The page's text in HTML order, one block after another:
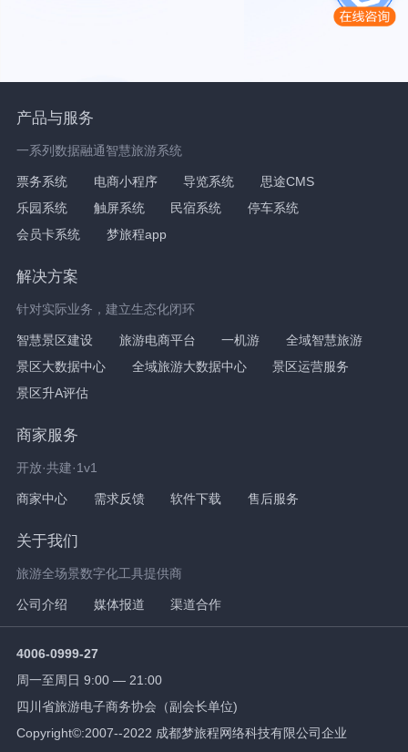
产品与服务
一系列数据融通智慧旅游系统
票务系统 电商小程序 导览系统
思途CMS
乐园系统
触屏系统 民宿系统
停车系统
会员卡系统
梦旅程app
解决方案
针对实际业务，建立生态化闭环
智慧景区建设 旅游电商平台 一机游
全域智慧旅游
景区大数据中心
全域旅游大数据中心
景区运营服务
景区升A评估
商家服务
开放·共建·1v1
商家中心 需求反馈 软件下载 售后服务
关于我们
旅游全场景数字化工具提供商
公司介绍 媒体报道 渠道合作
4006-0999-27
周一至周日 9:00 — 21:00
四川省旅游电子商务协会（副会长单位)
Copyright©:2007--2022 成都梦旅程网络科技有限公司企业